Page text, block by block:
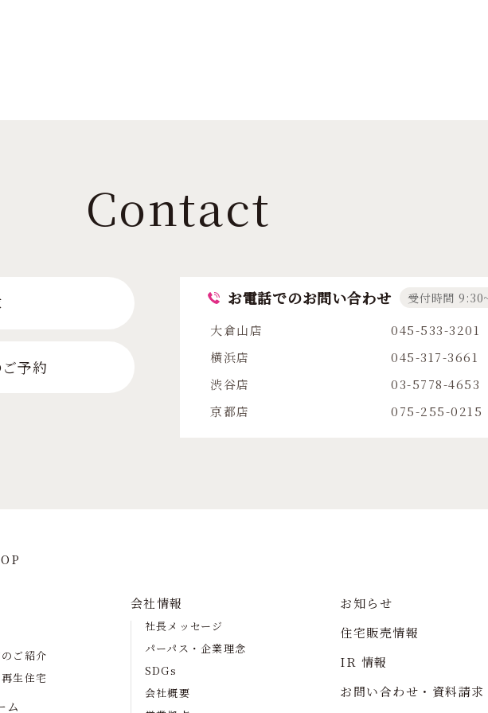
Contact
予約
お電話でのお問い合わせ 受付時間
大倉山店
045-533-3201
横浜店
045-317-3661
渋谷店
03-5778-4653
京都店
075-255-0215
ご紹介
生住宅
ム
会社情報
社長メッセージ
パーパス・企業理念
SDGs
会社概要
お知らせ
住宅販売情報
IR 情報
お問い合わせ・資料請求